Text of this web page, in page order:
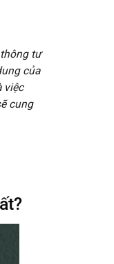
tư
của
việc
cung